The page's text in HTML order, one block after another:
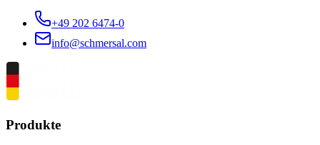
+49 202 6474-0
info@schmersal.com
Produkte